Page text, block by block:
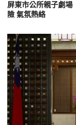
屏東市公所親子劇場
險 氣氛熱絡